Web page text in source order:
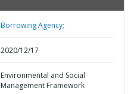
Borrowing Agency;
2020/12/17
Environmental and Social
Management Framework